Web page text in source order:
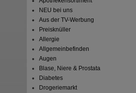
NEU bei uns
Aus der TV-Werbung
Preisknüller
Allergie
Allgemeinbefinden
Augen
Blase, Niere & Prostata
Diabetes
Drogeriemarkt